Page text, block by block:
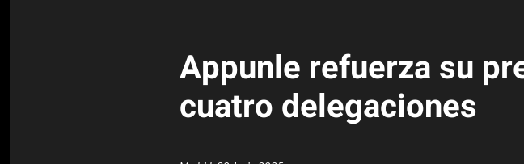
Appunle refuerza su
cuatro delegaciones